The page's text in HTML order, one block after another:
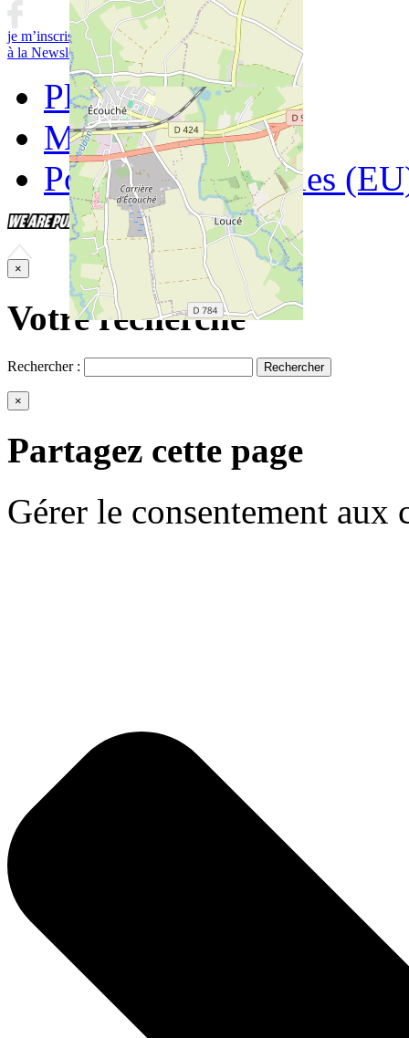
je m’inscris
à la Newsletter Contactez-nous
Plan du site
Mentions légales
Politique de cookies
×
Votre recherche
Rechercher :
×
Partagez cette page
Gérer le consentement aux